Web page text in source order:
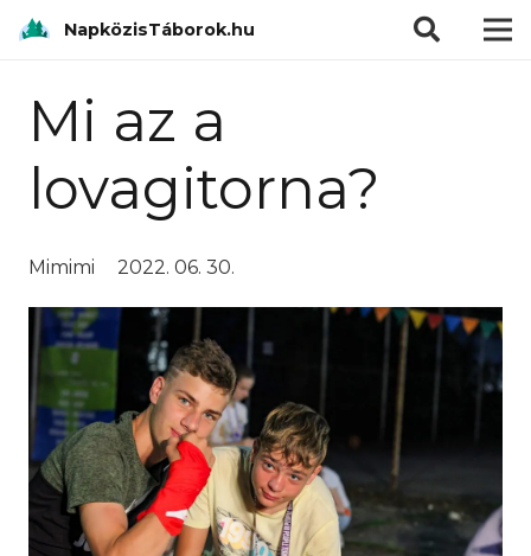
NapközisTáborok.hu
Mi az a
lovagitorna?
Mimimi 2022. 06. 30.